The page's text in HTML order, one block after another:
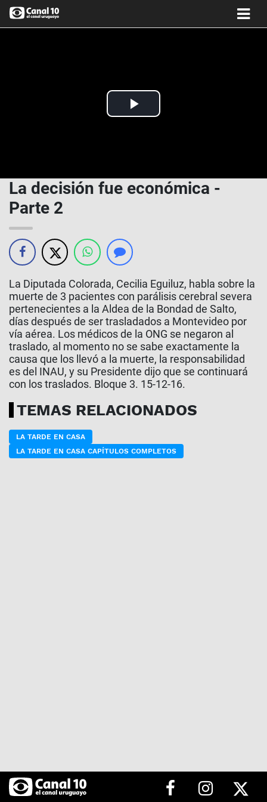
Play
La decisión fue económica -
Parte 2
La Diputada Colorada, Cecilia Eguiluz, habla sobre la
muerte de 3 pacientes con parálisis cerebral severa
pertenecientes a la Aldea de la Bondad de Salto,
días después de ser trasladados a Montevideo por
vía aérea. Los médicos de la ONG se negaron al
traslado, al momento no se sabe exactamente la
causa que los llevó a la muerte, la responsabilidad
es del INAU, y su Presidente dijo que se continuará
con los traslados. Bloque 3. 15-12-16.
TEMAS RELACIONADOS
LA TARDE EN CASA
LA TARDE EN CASA CAPÍTULOS COMPLETOS